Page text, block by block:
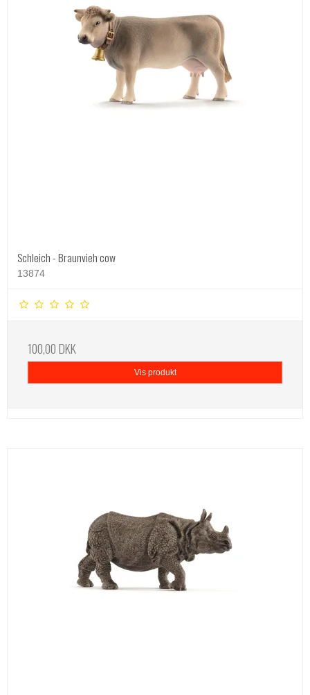
Schleich - Braunvieh cow
13874
100,00 DKK
Vis produkt